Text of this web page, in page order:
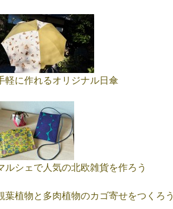
軽に作れるオリジナル日傘
ルシェで人気の北欧雑貨を作ろう
葉植物と多肉植物のカゴ寄せをつくろう